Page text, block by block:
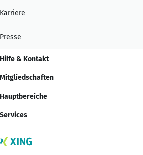
Karriere
Presse
Hilfe & Kontakt
Mitgliedschaften
Hauptbereiche
Services